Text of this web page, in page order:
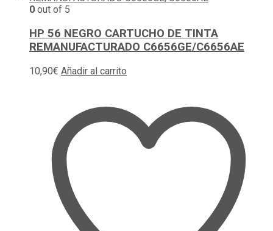
0 out of 5
HP 56 NEGRO CARTUCHO DE TINTA
REMANUFACTURADO C6656GE/C6656AE
10,90€ Añadir al carrito